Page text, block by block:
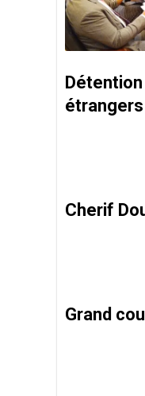
Cherif
Grand